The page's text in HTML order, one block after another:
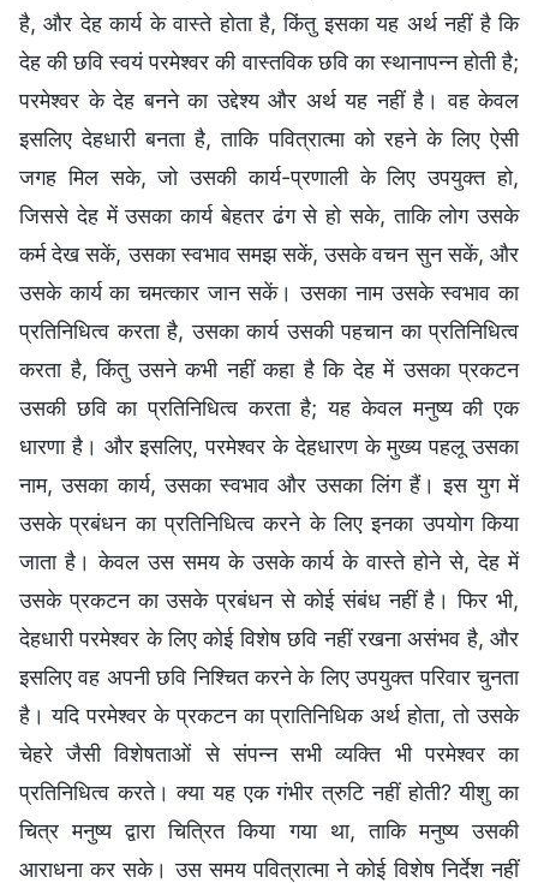
है, और देह कार्य के वास्ते होता है, किंतु इसका यह अर्थ नहीं है कि
देह की छवि स्वयं परमेश्वर की वास्तविक छवि का स्थानापन्न होती है;
परमेश्वर के देह बनने का उद्देश्य और अर्थ यह नहीं है। वह केवल
इसलिए देहधारी बनता है, ताकि पवित्रात्मा को रहने के लिए ऐसी
जगह मिल सके, जो उसकी कार्य-प्रणाली के लिए उपयुक्त हो,
जिससे देह में उसका कार्य बेहतर ढंग से हो सके, ताकि लोग उसके
कर्म देख सकें, उसका स्वभाव समझ सकें, उसके वचन सुन सकें, और
उसके कार्य का चमत्कार जान सकें। उसका नाम उसके स्वभाव का
प्रतिनिधित्व करता है, उसका कार्य उसकी पहचान का प्रतिनिधित्व
करता है, किंतु उसने कभी नहीं कहा है कि देह में उसका प्रकटन
उसकी छवि का प्रतिनिधित्व करता है; यह केवल मनुष्य की एक
धारणा है। और इसलिए, परमेश्वर के देहधारण के मुख्य पहलू उसका
नाम, उसका कार्य, उसका स्वभाव और उसका लिंग हैं। इस युग में
उसके प्रबंधन का प्रतिनिधित्व करने के लिए इनका उपयोग किया
जाता है। केवल उस समय के उसके कार्य के वास्ते होने से, देह में
उसके प्रकटन का उसके प्रबंधन से कोई संबंध नहीं है। फिर भी,
देहधारी परमेश्वर के लिए कोई विशेष छवि नहीं रखना असंभव है, और
इसलिए वह अपनी छवि निश्चित करने के लिए उपयुक्त परिवार चुनता
है। यदि परमेश्वर के प्रकटन का प्रातिनिधिक अर्थ होता, तो उसके
चेहरे जैसी विशेषताओं से संपन्न सभी व्यक्ति भी परमेश्वर का
प्रतिनिधित्व करते। क्या यह एक गंभीर त्रुटि नहीं होती? यीशु का
चित्र मनुष्य द्वारा चित्रित किया गया था, ताकि मनुष्य उसकी
आराधना कर सके। उस समय पवित्रात्मा ने कोई विशेष निर्देश नहीं